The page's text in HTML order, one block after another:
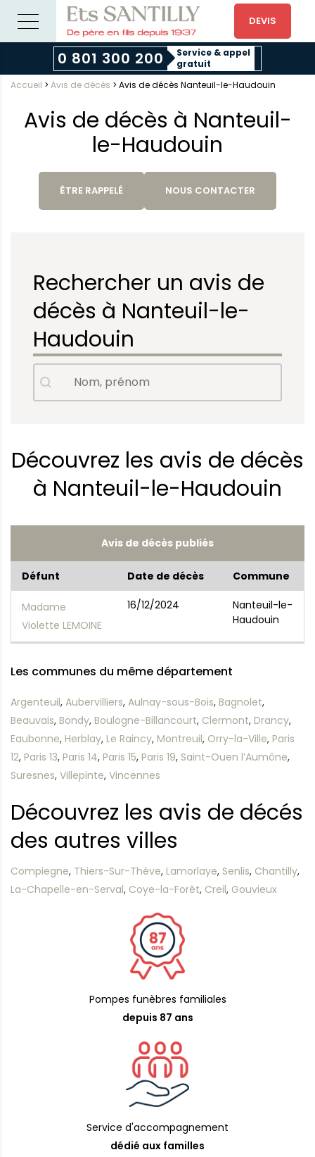
DEVIS
0 801 300 200
Service & appel
gratuit
Accueil > Avis de décès > Avis de décès Nanteuil-le-Haudouin
Avis de décès à Nanteuil-
le-Haudouin
ÊTRE RAPPELÉ NOUS CONTACTER
Rechercher un avis de
décès à Nanteuil-le-
Haudouin
Avis de décès - Nom, prénom
Découvrez les avis de décès
à Nanteuil-le-Haudouin
Avis de décès publiés
Défunt Date de décès Commune
Madame
Violette LEMOINE
16/12/2024
Nanteuil-le-
Haudouin
Les communes du même département
Argenteuil, Aubervilliers, Aulnay-sous-Bois, Bagnolet,
Beauvais, Bondy, Boulogne-Billancourt, Clermont, Drancy,
Eaubonne, Herblay, Le Raincy, Montreuil, Orry-la-Ville, Paris
12, Paris 13, Paris 14, Paris 15, Paris 19, Saint-Ouen l’Aumône,
Suresnes, Villepinte, Vincennes
Découvrez les avis de décés
des autres villes
Compiegne, Thiers-Sur-Thève, Lamorlaye, Senlis, Chantilly,
La-Chapelle-en-Serval, Coye-la-Forêt, Creil, Gouvieux
Pompes funèbres familiales
depuis 87 ans
Service d'accompagnement
dédié aux familles